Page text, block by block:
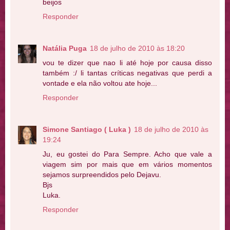
beijos
Responder
Natália Puga 18 de julho de 2010 às 18:20
vou te dizer que nao li até hoje por causa disso
também :/ li tantas críticas negativas que perdi a
vontade e ela não voltou ate hoje...
Responder
Simone Santiago ( Luka ) 18 de julho de 2010 às
19:24
Ju, eu gostei do Para Sempre. Acho que vale a
viagem sim por mais que em vários momentos
sejamos surpreendidos pelo Dejavu.
Bjs
Luka.
Responder